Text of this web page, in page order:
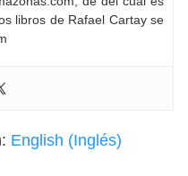
libros de Rafael Cartay se
English (Inglés)